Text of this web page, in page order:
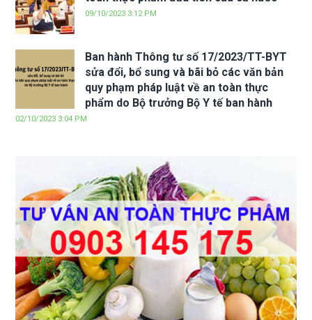
09/10/2023 3:12 PM
Ban hành Thông tư số 17/2023/TT-BYT
sửa đổi, bổ sung và bãi bỏ các văn bản
quy phạm pháp luật về an toàn thực
phẩm do Bộ trưởng Bộ Y tế ban hành
02/10/2023 3:04 PM